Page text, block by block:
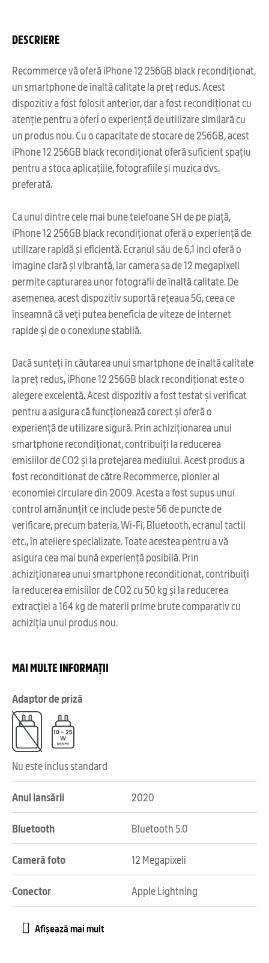
DESCRIERE
Recommerce vă oferă iPhone 12 256GB black recondiționat,
un smartphone de înaltă calitate la preț redus. Acest
dispozitiv a fost folosit anterior, dar a fost recondiționat cu
atenție pentru a oferi o experiență de utilizare similară cu
un produs nou. Cu o capacitate de stocare de 256GB, acest
iPhone 12 256GB black recondiționat oferă suficient spațiu
pentru a stoca aplicațiile, fotografiile și muzica dvs.
preferată.
Ca unul dintre cele mai bune telefoane SH de pe piață,
iPhone 12 256GB black recondiționat oferă o experiență de
utilizare rapidă și eficientă. Ecranul său de 6,1 inci oferă o
imagine clară și vibrantă, iar camera sa de 12 megapixeli
permite capturarea unor fotografii de înaltă calitate. De
asemenea, acest dispozitiv suportă rețeaua 5G, ceea ce
înseamnă că veți putea beneficia de viteze de internet
rapide și de o conexiune stabilă.
Dacă sunteți în căutarea unui smartphone de înaltă calitate
la preț redus, iPhone 12 256GB black recondiționat este o
alegere excelentă. Acest dispozitiv a fost testat și verificat
pentru a asigura că funcționează corect și oferă o
experiență de utilizare sigură. Prin achiziționarea unui
smartphone recondiționat, contribuiți la reducerea
emisiilor de CO2 și la protejarea mediului. Acest produs a
fost reconditionat de către Recommerce, pionier al
economiei circulare din 2009. Acesta a fost supus unui
control amănunțit ce include peste 56 de puncte de
verificare, precum bateria, Wi-Fi, Bluetooth, ecranul tactil
etc., în ateliere specializate. Toate acestea pentru a vă
asigura cea mai bună experiență posibilă. Prin
achiziționarea unui smartphone reconditionat, contribuiți
la reducerea emisiilor de CO2 cu 50 kg și la reducerea
extracției a 164 kg de materii prime brute comparativ cu
achiziția unui produs nou.
MAI MULTE INFORMAȚII
Adaptor de priză
Nu este inclus standard
Anul lansării 2020
Bluetooth Bluetooth 5.0
Cameră foto 12 Megapixeli
Conector Apple Lightning